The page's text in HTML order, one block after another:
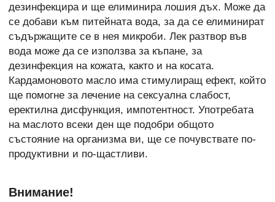
дезинфекцира и ще елиминира лошия дъх. Може да
се добави към питейната вода, за да се елиминират
съдържащите се в нея микроби. Лек разтвор във
вода може да се използва за къпане, за
дезинфекция на кожата, както и на косата.
Кардамоновото масло има стимулиращ ефект, който
ще помогне за лечение на сексуална слабост,
еректилна дисфункция, импотентност. Употребата
на маслото всеки ден ще подобри общото
състояние на организма ви, ще се почувствате по-
продуктивни и по-щастливи.
Внимание!